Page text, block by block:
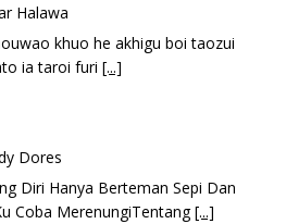
Halawa
khuo he akhigu boi taozui
ia taroi furi [...]
Dores
Diri Hanya Berteman Sepi Dan
Coba MerenungiTentang[...]